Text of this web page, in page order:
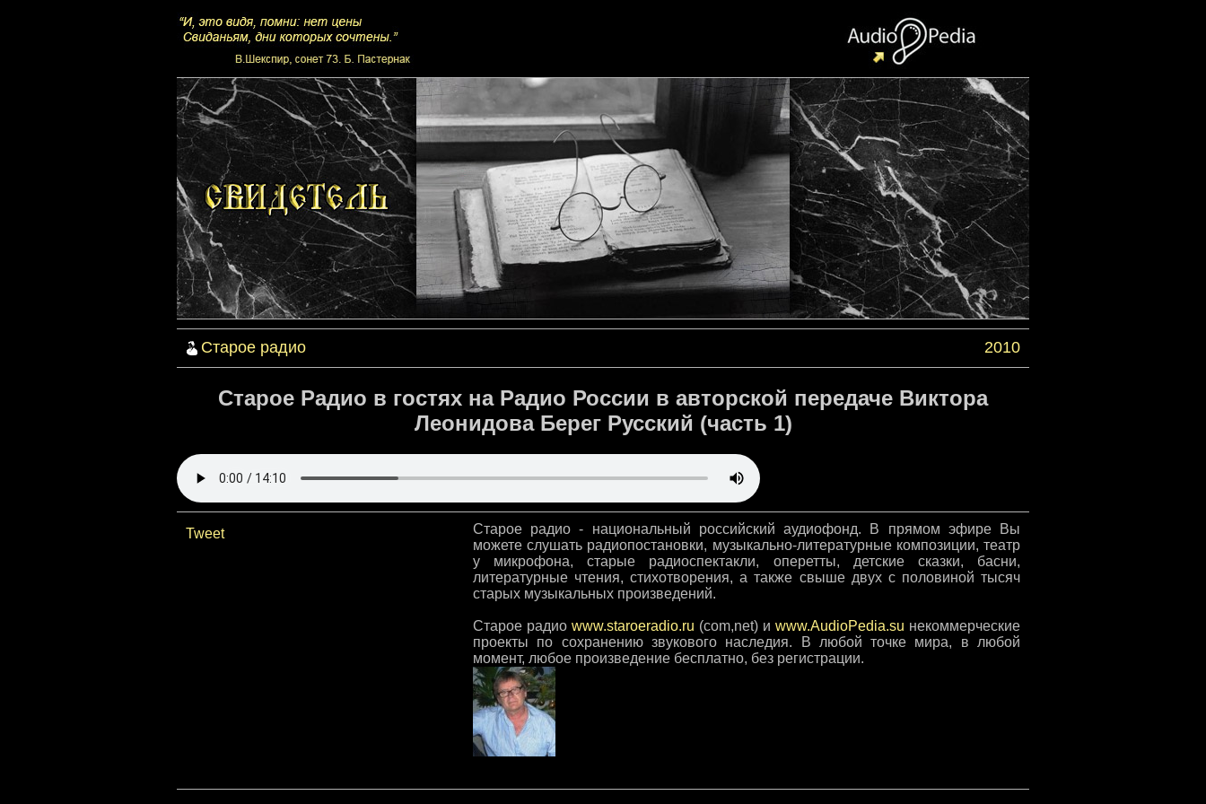
Старое радио 2010
Старое Радио в гостях на Радио России в авторской передаче Виктора
Леонидова Берег Русский (часть 1)
Tweet
Старое радио - национальный российский аудиофонд. В прямом эфире Вы
можете слушать радиопостановки, музыкально-литературные композиции, театр
у микрофона, старые радиоспектакли, оперетты, детские сказки, басни,
литературные чтения, стихотворения, а также свыше двух с половиной тысяч
старых музыкальных произведений.
Старое радио www.staroeradio.ru (com,net) и www.AudioPedia.su некоммерческие
проекты по сохранению звукового наследия. В любой точке мира, в любой
момент, любое произведение бесплатно, без регистрации.